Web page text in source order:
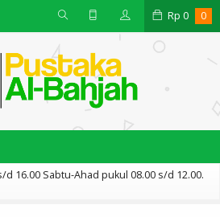
Rp 0 0
d 16.00 Sabtu-Ahad pukul 08.00 s/d 12.00.